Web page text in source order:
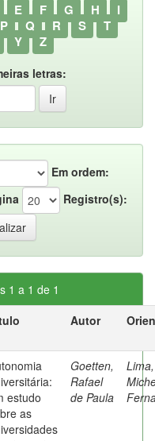
E F G H
I
P Q R S
T
Y Z
letras:
Em ordem:
Registro(s):
1 a 1 de 1
Autor
estudo
as
Goetten,
Rafael
de Paula
Lima,